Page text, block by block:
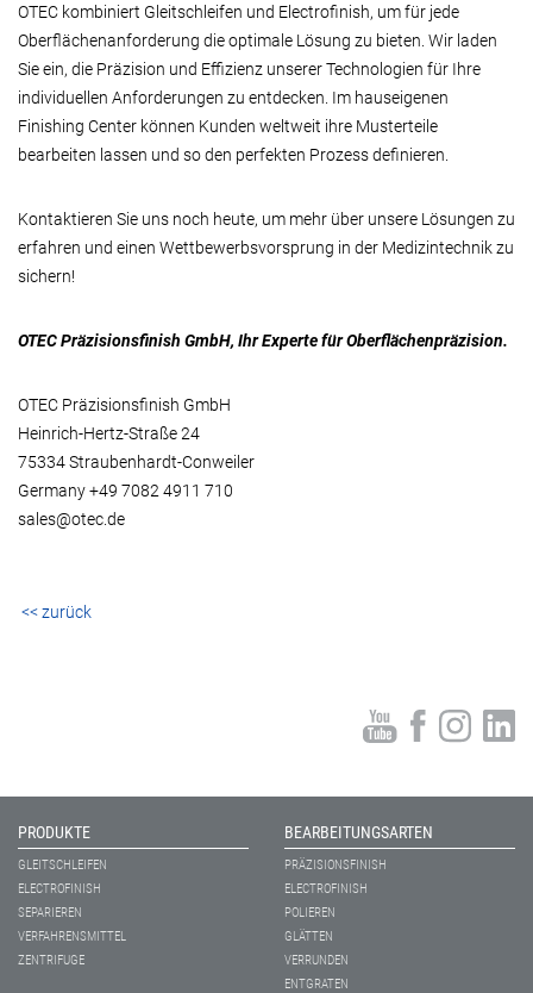
OTEC kombiniert Gleitschleifen und Electrofinish, um für jede
Oberflächenanforderung die optimale Lösung zu bieten. Wir laden
Sie ein, die Präzision und Effizienz unserer Technologien für Ihre
individuellen Anforderungen zu entdecken. Im hauseigenen
Finishing Center können Kunden weltweit ihre Musterteile
bearbeiten lassen und so den perfekten Prozess definieren.
Kontaktieren Sie uns noch heute, um mehr über unsere Lösungen zu
erfahren und einen Wettbewerbsvorsprung in der Medizintechnik zu
sichern!
OTEC Präzisionsfinish GmbH, Ihr Experte für Oberflächenpräzision.
OTEC Präzisionsfinish GmbH
Heinrich-Hertz-Straße 24
75334 Straubenhardt-Conweiler
Germany +49 7082 4911 710
sales@otec.de
<< zurück
PRODUKTE
GLEITSCHLEIFEN
ELECTROFINISH
SEPARIEREN
VERFAHRENSMITTEL
ZENTRIFUGE
BEARBEITUNGSARTEN
PRÄZISIONSFINISH
ELECTROFINISH
POLIEREN
GLÄTTEN
VERRUNDEN
ENTGRATEN